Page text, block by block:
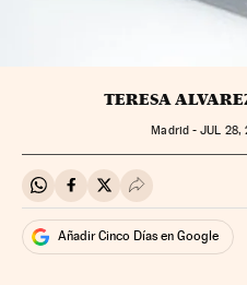
TERESA
Madrid -JUL 28,
Compartir en Whatsapp
Compartir en Facebook
Compartir en Twitter
Desplegar
Añadir Cinco Días en Google